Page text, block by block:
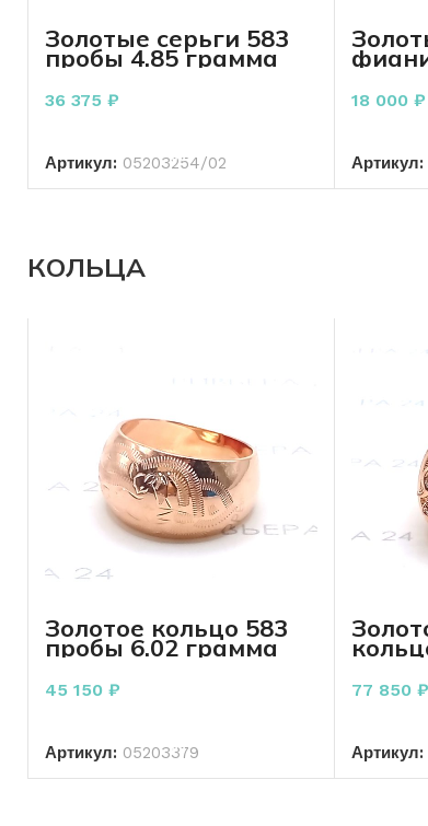
Золотые серьги 583
пробы 4.85 грамма
36 375 ₽
Артикул: 05203254/02
18 000 ₽
Артикул:
КОЛЬЦА
Золотое кольцо 583
пробы 6.02 грамма
45 150 ₽
Артикул: 05203379
77 850 ₽
Артикул: